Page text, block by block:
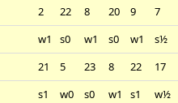
2 22 8 20 9
7
w1 s0 w1 s0 w1
s½
21 5 23 8 22
17
s1 w0 s0 w1 s1
w½